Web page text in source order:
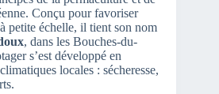
Conçu pour favoriser
petite échelle, il tient son nom
, dans les Bouches-du-
s’est développé en
locales : sécheresse,